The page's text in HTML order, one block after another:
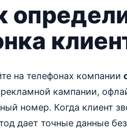
на телефонах компании
кампании,
номер. Когда клиент
дает точные данные